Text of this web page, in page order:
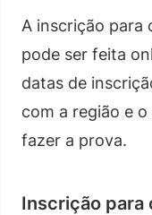
A inscrição para
pode ser feita
datas de
com a região e
fazer a prova.
Inscrição para